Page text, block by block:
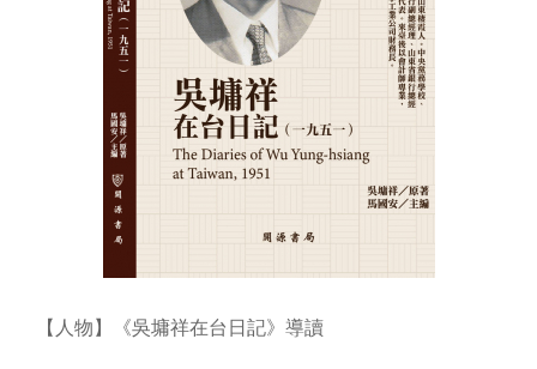
【人物】《吳墉祥在台日記》導讀